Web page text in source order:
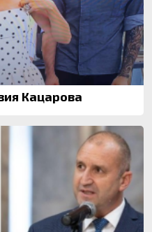
Кацарова